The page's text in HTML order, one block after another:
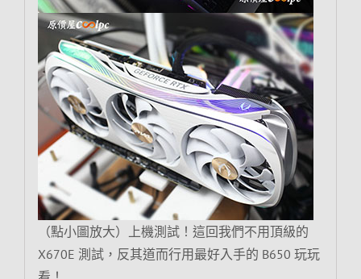
（點小圖放大）上機測試！這回我們不用頂級的
X670E 測試，反其道而行用最好入手的 B650 玩玩